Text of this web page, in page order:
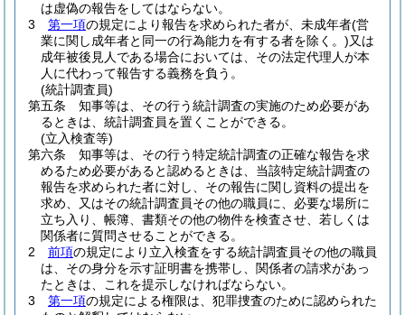
は虚偽の報告をしてはならない。
3
第一項の規定により報告を求められた者が、未成年者(営
業に関し成年者と同一の行為能力を有する者を除く。)又は
成年被後見人である場合においては、その法定代理人が本
人に代わって報告する義務を負う。
(統計調査員)
第五条
知事等は、その行う統計調査の実施のため必要があ
るときは、統計調査員を置くことができる。
(立入検査等)
第六条
知事等は、その行う特定統計調査の正確な報告を求
めるため必要があると認めるときは、当該特定統計調査の
報告を求められた者に対し、その報告に関し資料の提出を
求め、又はその統計調査員その他の職員に、必要な場所に
立ち入り、帳簿、書類その他の物件を検査させ、若しくは
関係者に質問させることができる。
2
前項の規定により立入検査をする統計調査員その他の職員
は、その身分を示す証明書を携帯し、関係者の請求があっ
たときは、これを提示しなければならない。
3
第一項の規定による権限は、犯罪捜査のために認められた